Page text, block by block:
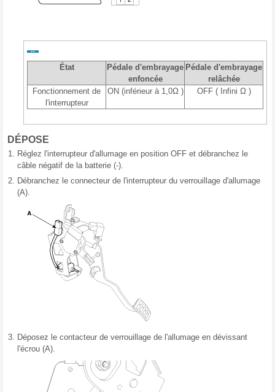
État
Pédale d'embrayage
enfoncée
Pédale d'embrayage
relâchée
Fonctionnement de
l'interrupteur
ON (inférieur à 1,0Ω ) OFF ( Infini Ω )
DÉPOSE
1. Réglez l'interrupteur d'allumage en position OFF et débranchez le
câble négatif de la batterie (-).
2. Débranchez le connecteur de l'interrupteur du verrouillage d'allumage
(A).
3. Déposez le contacteur de verrouillage de l'allumage en dévissant
l'écrou (A).